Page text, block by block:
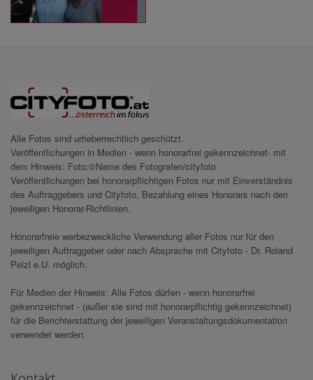
Alle Fotos sind urheberrechtlich geschützt.
Veröffentlichungen in Medien - wenn honorarfrei gekennzeichnet- mit
dem Hinweis: Foto:©Name des Fotografen/cityfoto
Veröffentlichungen bei honorarpflichtigen Fotos nur mit Einverständnis
des Auftraggebers und Cityfoto. Bezahlung eines Honorars nach den
jeweiligen Honorar-Richtlinien.
Honorarfreie werbezweckliche Verwendung aller Fotos nur für den
jeweiligen Auftraggeber oder nach Absprache mit Cityfoto - Dr. Roland
Pelzl e.U. möglich.
Für Medien der Hinweis: Alle Fotos dürfen - wenn honorarfrei
gekennzeichnet - (außer sie sind mit honorarpflichtig gekennzeichnet)
für die Berichterstattung der jeweiligen Veranstaltungsdokumentation
verwendet werden.